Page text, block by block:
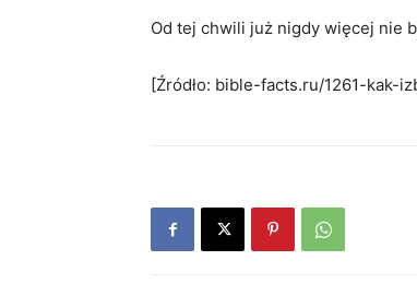
Od tej chwili już nigdy więcej nie
[Źródło: bible-facts.ru/1261-kak-